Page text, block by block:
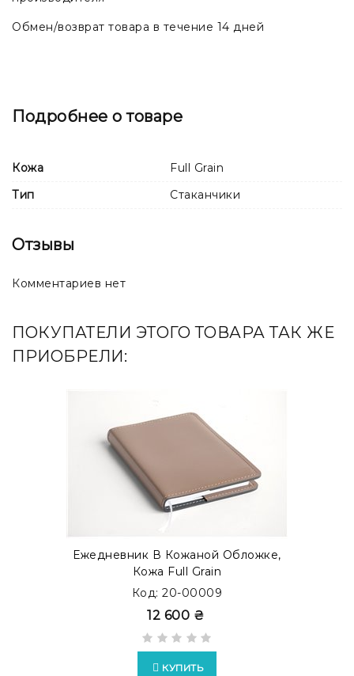
Обмен/возврат товара в течение 14 дней
Подробнее о товаре
Кожа
Full Grain
Тип
Стаканчики
Отзывы
Комментариев нет
ПОКУПАТЕЛИ ЭТОГО ТОВАРА ТАК ЖЕ
ПРИОБРЕЛИ:
Ежедневник В Кожаной Обложке,
Кожа Full Grain
Код: 20-00009
12 600 ₴
КУПИТЬ